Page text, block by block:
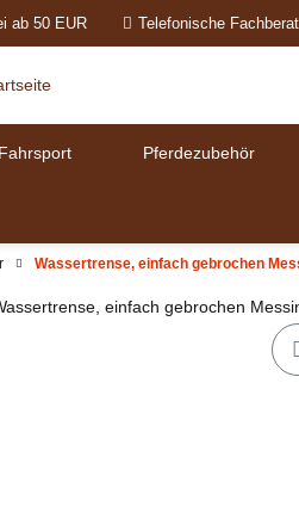
ab 50 EUR Telefonische
Fahrsport Pferdezubehör
Wassertrense, einfach gebrochen